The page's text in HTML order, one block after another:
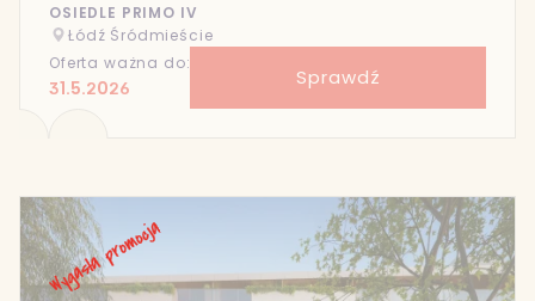
OSIEDLE PRIMO IV
Łódź Śródmieście
Oferta ważna do:
31.5.2026 Sprawdź